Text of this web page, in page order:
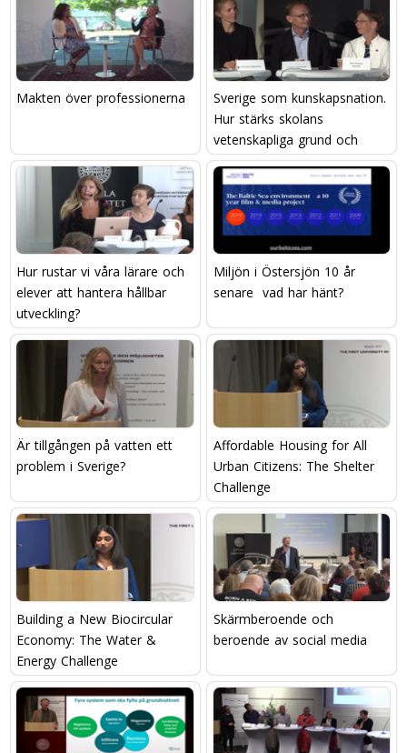
Makten över professionerna
Sverige som kunskapsnation.
Hur stärks skolans
vetenskapliga grund och
läraryrkets attraktivitet?
Hur rustar vi våra lärare och
elever att hantera hållbar
utveckling?
Miljön i Östersjön 10 år
senare  vad har hänt?
Är tillgången på vatten ett
problem i Sverige?
Affordable Housing for All
Urban Citizens: The Shelter
Challenge
Building a New Biocircular
Economy: The Water &
Energy Challenge
Skärmberoende och
beroende av social media